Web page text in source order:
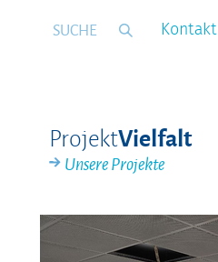
Kontakt
ProjektVielfalt
Unsere Projekte